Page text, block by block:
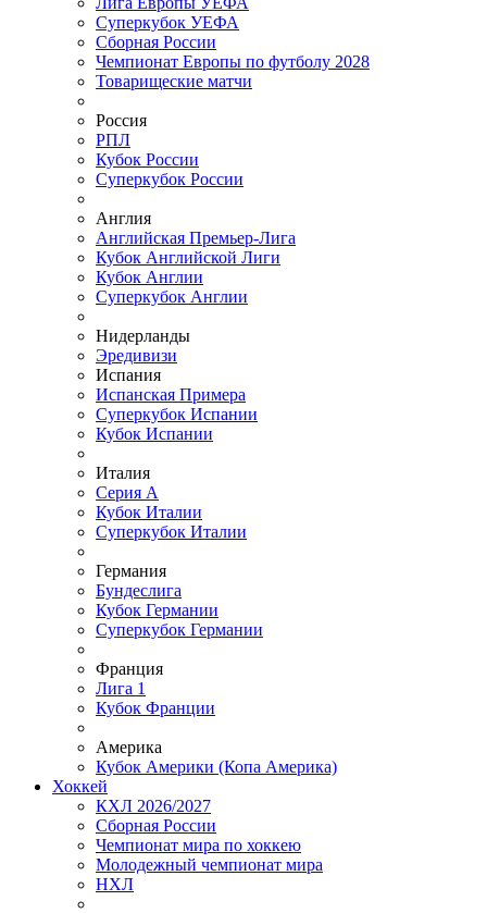
Суперкубок УЕФА
Сборная России
Чемпионат Европы по футболу 2028
Товарищеские матчи
Россия
РПЛ
Кубок России
Суперкубок России
Англия
Английская Премьер-Лига
Кубок Английской Лиги
Кубок Англии
Суперкубок Англии
Нидерланды
Эредивизи
Испания
Испанская Примера
Суперкубок Испании
Кубок Испании
Италия
Серия А
Кубок Италии
Суперкубок Италии
Германия
Бундеслига
Кубок Германии
Суперкубок Германии
Франция
Лига 1
Кубок Франции
Америка
Кубок Америки (Копа Америка)
Хоккей
КХЛ 2026/2027
Сборная России
Чемпионат мира по хоккею
Молодежный чемпионат мира
НХЛ